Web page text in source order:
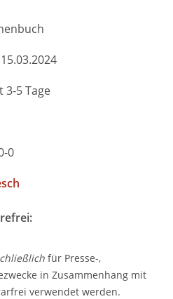
3-5 Tage
0
für Presse-,
in Zusammenhang mit
verwendet werden.